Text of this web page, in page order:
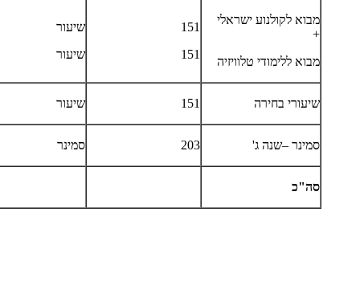
מבוא לקולנוע ישראלי
+
מבוא ללימודי טלוויזיה
151
151
שיעור
שיעור
שיעורי בחירה 151 שיעור
סמינר –שנה ג' 203 סמינר
סה"כ